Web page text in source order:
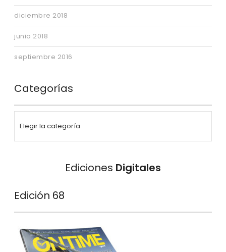
diciembre 2018
junio 2018
septiembre 2016
Categorías
Ediciones Digitales
Edición 68